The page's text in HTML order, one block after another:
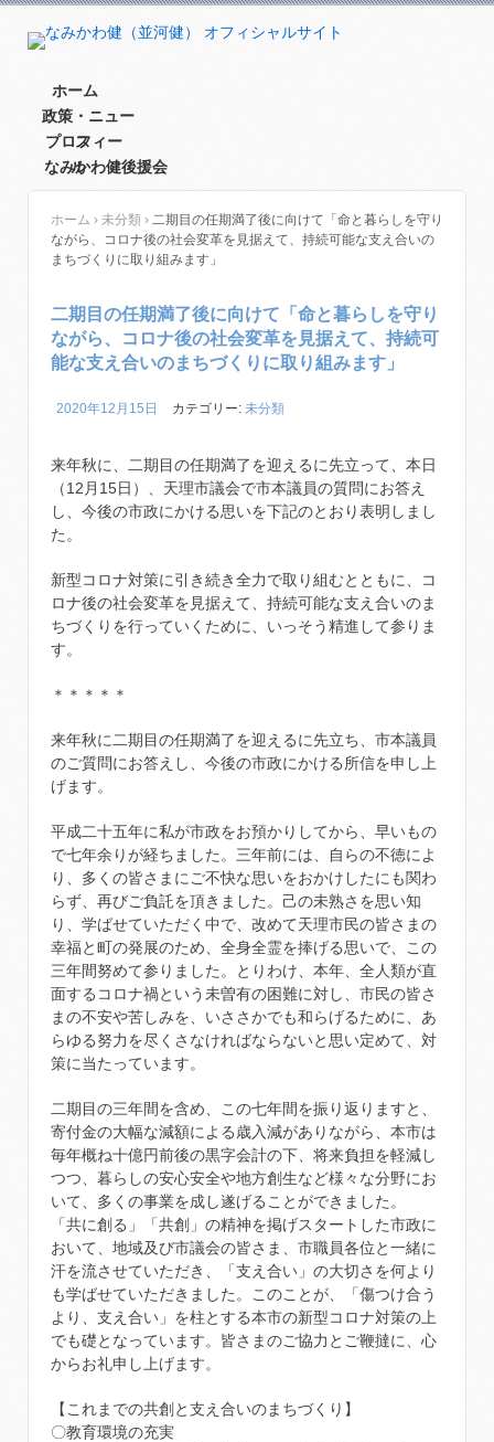
ホーム
政策・ニュー
ス
プロフィー
ル
なみかわ健後援会
ホーム › 未分類 › 二期目の任期満了後に向けて「命と暮らしを守り
ながら、コロナ後の社会変革を見据えて、持続可能な支え合いの
まちづくりに取り組みます」
二期目の任期満了後に向けて「命と暮らしを守り
ながら、コロナ後の社会変革を見据えて、持続可
能な支え合いのまちづくりに取り組みます」
2020年12月15日 カテゴリー:未分類
来年秋に、二期目の任期満了を迎えるに先立って、本日
（12月15日）、天理市議会で市本議員の質問にお答え
し、今後の市政にかける思いを下記のとおり表明しまし
た。
新型コロナ対策に引き続き全力で取り組むとともに、コ
ロナ後の社会変革を見据えて、持続可能な支え合いのま
ちづくりを行っていくために、いっそう精進して参りま
す。
＊＊＊＊＊
来年秋に二期目の任期満了を迎えるに先立ち、市本議員
のご質問にお答えし、今後の市政にかける所信を申し上
げます。
平成二十五年に私が市政をお預かりしてから、早いもの
で七年余りが経ちました。三年前には、自らの不徳によ
り、多くの皆さまにご不快な思いをおかけしたにも関わ
らず、再びご負託を頂きました。己の未熟さを思い知
り、学ばせていただく中で、改めて天理市民の皆さまの
幸福と町の発展のため、全身全霊を捧げる思いで、この
三年間努めて参りました。とりわけ、本年、全人類が直
面するコロナ禍という未曽有の困難に対し、市民の皆さ
まの不安や苦しみを、いささかでも和らげるために、あ
らゆる努力を尽くさなければならないと思い定めて、対
策に当たっています。
二期目の三年間を含め、この七年間を振り返りますと、
寄付金の大幅な減額による歳入減がありながら、本市は
毎年概ね十億円前後の黒字会計の下、将来負担を軽減し
つつ、暮らしの安心安全や地方創生など様々な分野にお
いて、多くの事業を成し遂げることができました。
「共に創る」「共創」の精神を掲げスタートした市政に
おいて、地域及び市議会の皆さま、市職員各位と一緒に
汗を流させていただき、「支え合い」の大切さを何より
も学ばせていただきました。このことが、「傷つけ合う
より、支え合い」を柱とする本市の新型コロナ対策の上
でも礎となっています。皆さまのご協力とご鞭撻に、心
からお礼申し上げます。
【これまでの共創と支え合いのまちづくり】
〇教育環境の充実